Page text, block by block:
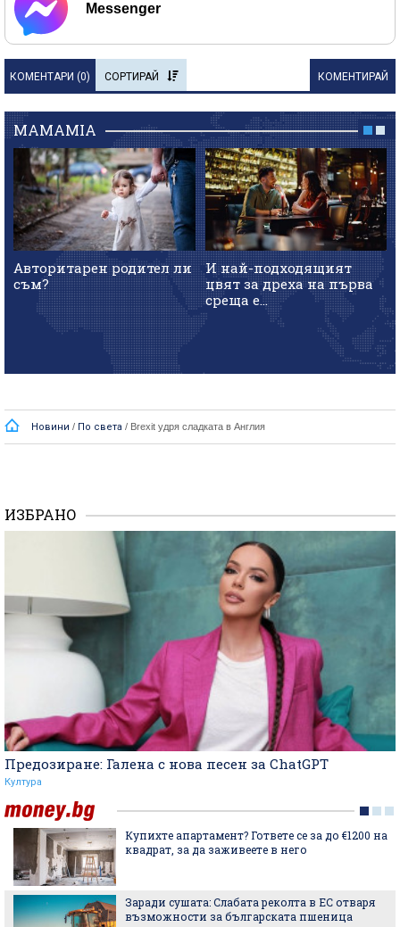
Messenger
КОМЕНТАРИ (0) СОРТИРАЙ КОМЕНТИРАЙ
MAMAMIA
Авторитарен родител ли
съм?
И най-подходящият
цвят за дреха на първа
среща е...
Новини / По света / Brexit удря сладката в Англия
ИЗБРАНО
Предозиране: Галена с нова песен за ChatGPT
Култура
Купихте апартамент? Гответе се за до €1200 на
квадрат, за да заживеете в него
Заради сушата: Слабата реколта в ЕС отваря
възможности за българската пшеница